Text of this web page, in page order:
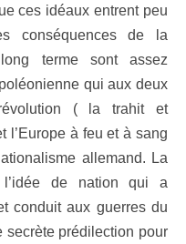
ces idéaux entrent peu
conséquences de la
terme sont assez
qui aux deux
( la trahit et
l’Europe à feu et à sang
allemand. La
l’idée de nation qui a
conduit aux guerres du
secrète prédilection pour